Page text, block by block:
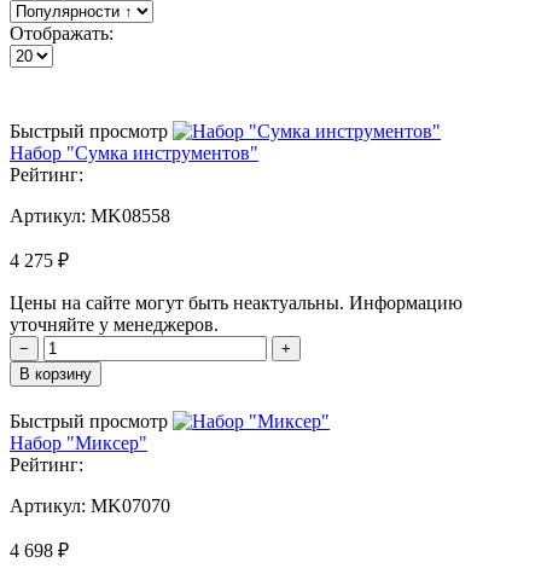
Отображать:
Быстрый просмотр
Набор "Сумка инструментов"
Рейтинг:
Артикул: MK08558
4 275 ₽
Цены на сайте могут быть неактуальны. Информацию
уточняйте у менеджеров.
−
+
В корзину
Быстрый просмотр
Набор "Миксер"
Рейтинг:
Артикул: MK07070
4 698 ₽